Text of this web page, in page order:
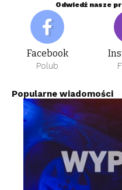
Odwiedź nasze
Facebook
Polub
Popularne wiadomości